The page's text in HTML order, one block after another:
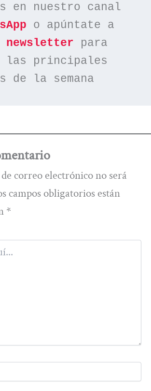
en nuestro canal
o apúntate a
newsletter para
principales
de la semana
correo electrónico no será
campos obligatorios están
*